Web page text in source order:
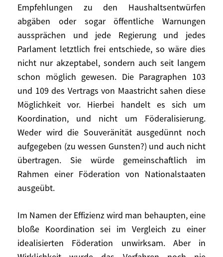
Empfehlungen zu den Haushaltsentwürfen
abgäben oder sogar öffentliche Warnungen
aussprächen und jede Regierung und jedes
Parlament letztlich frei entschiede, so wäre dies
nicht nur akzeptabel, sondern auch seit langem
schon möglich gewesen. Die Paragraphen 103
und 109 des Vertrags von Maastricht sahen diese
Möglichkeit vor. Hierbei handelt es sich um
Koordination, und nicht um Föderalisierung.
Weder wird die Souveränität ausgedünnt noch
aufgegeben (zu wessen Gunsten?) und auch nicht
übertragen. Sie würde gemeinschaftlich im
Rahmen einer Föderation von Nationalstaaten
ausgeübt.
Im Namen der Effizienz wird man behaupten, eine
bloße Koordination sei im Vergleich zu einer
idealisierten Föderation unwirksam. Aber in
wäre das letzte Band zwischen Europa und
der Demokratie zerrissen. Die Regierungen
der Euro-Zone dürfen das nicht billigen.
Die von den 27 EU-Mitgliedstaaten im Juni
getroffenen Abmachungen bleiben in
diesem Punkt unklar.
Wenn umgekehrt die Kommission und die
übrigen Mitgliedstaaten nur Kommentare
und Empfehlungen zu den
Haushaltsentwürfen abgäben oder sogar
öffentliche Warnungen aussprächen und
jede Regierung und jedes Parlament
letztlich frei entschiede, so wäre dies nicht
nur akzeptabel, sondern auch seit langem
103 und 109 des Vertrags von Maastricht
sahen diese Möglichkeit vor. Hierbei
handelt es sich um Koordination, und nicht
um Föderalisierung. Weder wird die